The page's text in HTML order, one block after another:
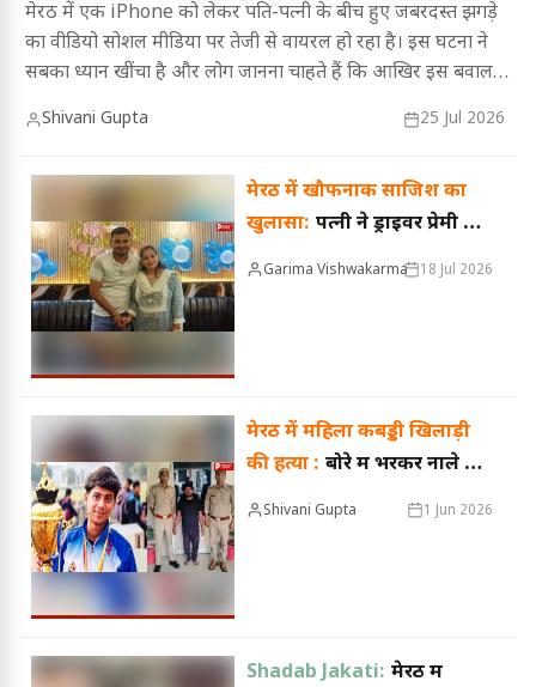
मेरठ में एक iPhone को लेकर पति-पत्नी के बीच हुए जबरदस्त झगड़े
का वीडियो सोशल मीडिया पर तेजी से वायरल हो रहा है। इस घटना ने
सबका ध्यान खींचा है और लोग जानना चाहते हैं कि आखिर इस बवाल
Shivani Gupta 25 Jul 2026
मेरठ में खौफनाक साजिश का
खुलासा: पत्नी ने ड्राइवर प्रेमी के
साथ मिलकर पति को डसवाया,
Garima Vishwakarma 18 Jul 2026
मेरठ में महिला कबड्डी खिलाड़ी
की हत्या : बोरे में भरकर नाले में
फेंका शव, 16 अप्रैल से थी
Shivani Gupta 1 Jun 2026
Shadab Jakati: मेरठ में